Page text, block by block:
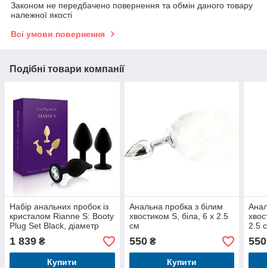
Законом не передбачено повернення та обмін даного товару
належної якості
Всі умови повернення
Подібні товари компанії
Набір анальних пробок із
кристалом Rianne S: Booty
Plug Set Black, діаметр
2,7см, 3,5см, 4,1см
1 839 ₴
Купити
Анальна пробка з білим
хвостиком S, біла, 6 х 2.5
см
550₴
Купити
2.5
550